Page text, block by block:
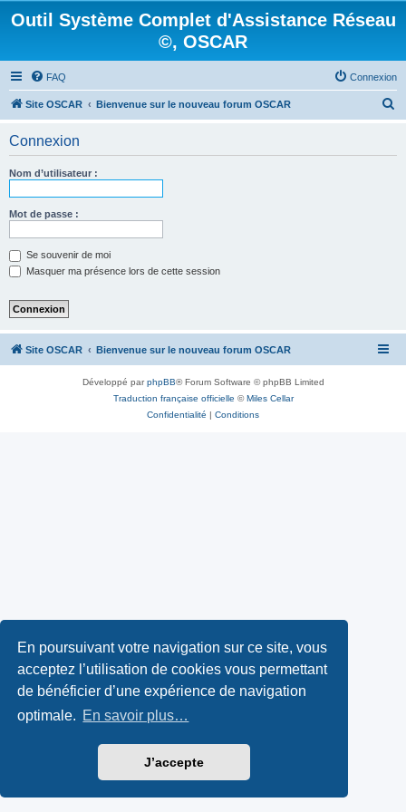
En poursuivant votre navigation sur ce site, vous
acceptez l’utilisation de cookies vous permettant
de bénéficier d’une expérience de navigation
optimale. En savoir plus…
J’accepte
Outil Système Complet d'Assistance Réseau
©, OSCAR
FAQ Connexion
Site OSCAR Bienvenue sur le nouveau forum OSCAR
Connexion
Nom d’utilisateur :
Mot de passe :
Se souvenir de moi
Masquer ma présence lors de cette session
Site OSCAR Bienvenue sur le nouveau forum OSCAR
Développé parphpBB® Forum Software © phpBB Limited
Traduction française officielle ©Miles Cellar
Confidentialité | Conditions